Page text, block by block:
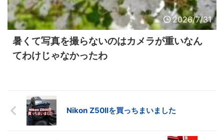
2026/7/31
暑くて写真を撮らないのはカメラが重いなん
てわけじゃなかったわ
Nikon Z50IIを買っちまいました